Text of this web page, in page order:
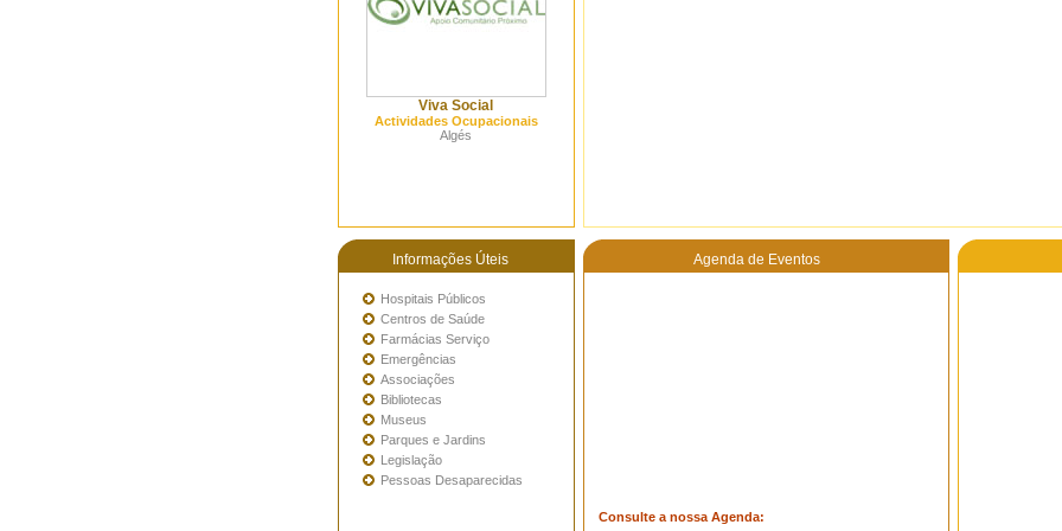
Viva Social
Actividades Ocupacionais
Algés
Informações Úteis Agenda de Eventos
Hospitais Públicos
Centros de Saúde
Farmácias Serviço
Emergências
Associações
Bibliotecas
Museus
Parques e Jardins
Legislação
Pessoas Desaparecidas
Consulte a nossa Agenda: